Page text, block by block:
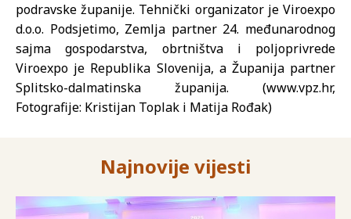
podravske županije. Tehnički organizator je Viroexpo
d.o.o. Podsjetimo, Zemlja partner 24. međunarodnog
sajma gospodarstva, obrtništva i poljoprivrede
Viroexpo je Republika Slovenija, a Županija partner
Splitsko-dalmatinska županija. (www.vpz.hr,
Fotografije: Kristijan Toplak i Matija Rođak)
Najnovije vijesti